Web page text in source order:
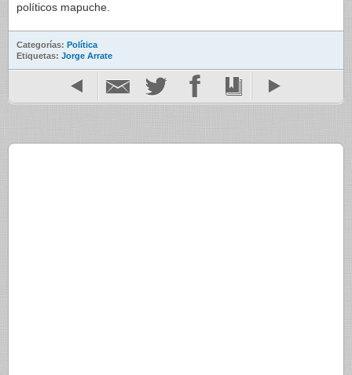
políticos mapuche.
Categorías: Política
Etiquetas: Jorge Arrate